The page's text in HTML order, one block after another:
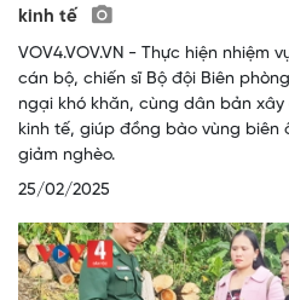
kinh tế
VOV4.VOV.VN - Thực hiện nhiệm
cán bộ, chiến sĩ Bộ đội Biên
ngại khó khăn, cùng dân bản
kinh tế, giúp đồng bào vùng biên
giảm nghèo.
25/02/2025